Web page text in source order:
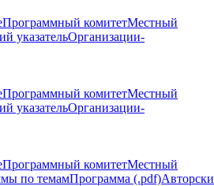
Программный комитетМестный
указательОрганизации-
Программный комитетМестный
указательОрганизации-
Программный комитетМестный
по темамПрограмма (.pdf)